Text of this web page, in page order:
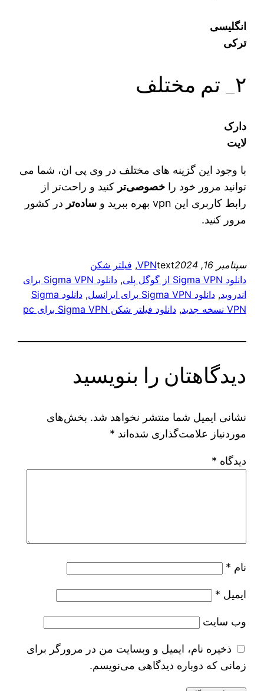
انگلیسی
ترکی
۲_ تم مختلف
دارک
لایت
با وجود این گزینه‌ های مختلف در وی پی ان، شما می‌
توانید مرور خود راخصوصی‌تر کنید و راحت‌تر از
رابط کاربری این vpn بهره ببرید و
ساده‌تر در کشور
مرور کنید.
سپتامبر 16, 2024 text
VPN
, فیلتر شکن
دانلود Sigma VPN از گوگل پلی
,
دانلود Sigma VPN برای
اندروید, دانلود Sigma VPN برای ایرانسل ,
دانلود Sigma
VPN نسخه جدید
, دانلود فیلتر شکن Sigma VPN برای pc
دیدگاهتان را بنویسید
نشانی ایمیل شما منتشر نخواهد شد. بخش‌های
موردنیاز علامت‌گذاری شده‌اند *
دیدگاه *
نام *
ایمیل *
وب‌ سایت
ذخیره نام، ایمیل و وبسایت من در مرورگر برای
زمانی که دوباره دیدگاهی می‌نویسم.